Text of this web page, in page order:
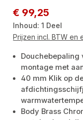
Normale prijs:
€ 99,25
Inhoud:1 Deel
Prijzen incl. BTW en
montage met
40 mm Klik op
Body Brass